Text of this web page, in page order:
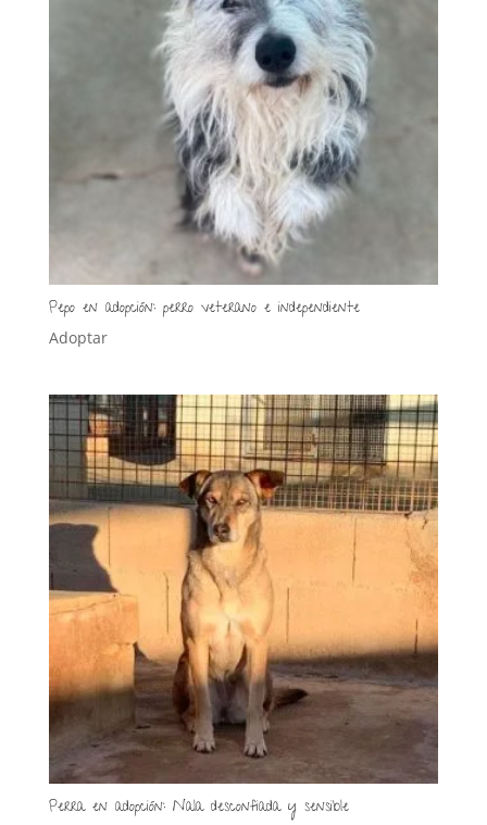
Pepo en adopción: perro veterano e independiente
Adoptar
Perra en adopción: Nala desconfiada y sensible